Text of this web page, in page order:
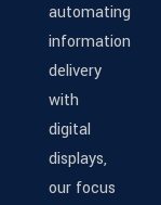
automating
information
delivery
with
digital
displays,
our focus